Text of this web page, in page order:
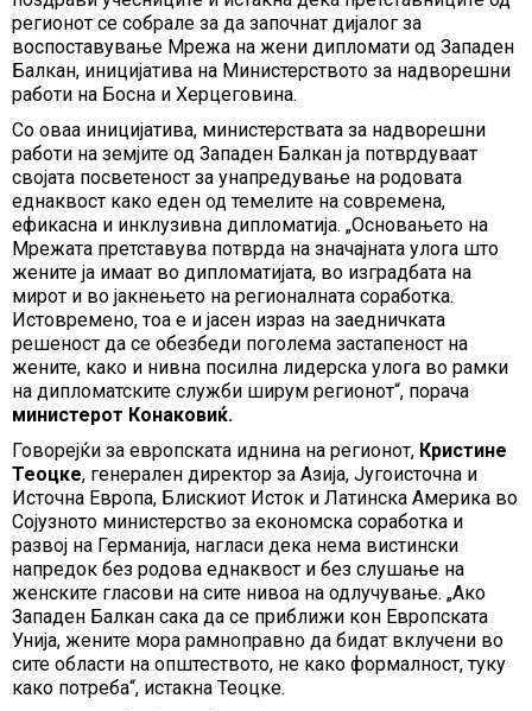
регионот се собрале за да започнат дијалог за
воспоставување Мрежа на жени дипломати од Западен
Балкан, иницијатива на Министерството за надворешни
работи на Босна и Херцеговина.
Со оваа иницијатива, министерствата за надворешни
работи на земјите од Западен Балкан ја потврдуваат
својата посветеност за унапредување на родовата
еднаквост како еден од темелите на современа,
ефикасна и инклузивна дипломатија. „Основaњето на
Мрежата претставува потврда на значајната улога што
жените ја имаат во дипломатијата, во изградбата на
мирот и во јакнењето на регионалната соработка.
Истовремено, тоа е и јасен израз на заедничката
решеност да се обезбеди поголема застапеност на
жените, како и нивна посилна лидерска улога во рамки
на дипломатските служби ширум регионот“, порача
министерот Конаковиќ.
Говорејќи за европската иднина на регионот, Кристине
Теоцке, генерален директор за Азија, Југоисточна и
Источна Европа, Блискиот Исток и Латинска Америка во
Сојузното министерство за економска соработка и
развој на Германија, нагласи дека нема вистински
напредок без родова еднаквост и без слушање на
женските гласови на сите нивоа на одлучување. „Ако
Западен Балкан сака да се приближи кон Европската
Унија, жените мора рамноправно да бидат вклучени во
сите области на општеството, не како формалност, туку
како потреба“, истакна Теоцке.